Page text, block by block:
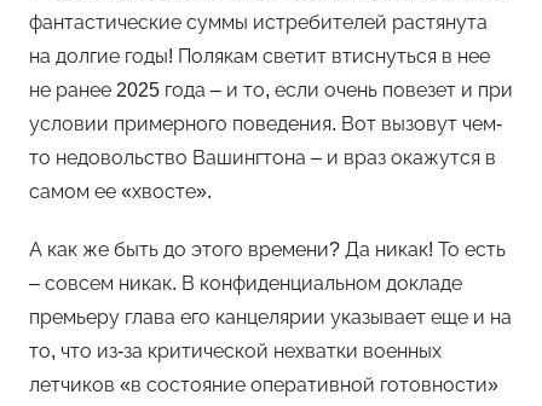
фантастические суммы истребителей растянута
на долгие годы! Полякам светит втиснуться в нее
не ранее 2025 года – и то, если очень повезет и при
условии примерного поведения. Вот вызовут чем-
то недовольство Вашингтона – и враз окажутся в
самом ее «хвосте».
А как же быть до этого времени? Да никак! То есть
– совсем никак. В конфиденциальном докладе
премьеру глава его канцелярии указывает еще и на
то, что из-за критической нехватки военных
летчиков «в состояние оперативной готовности»